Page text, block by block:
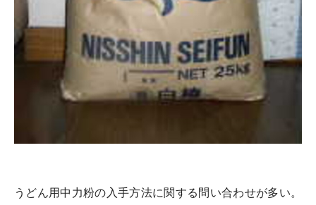
うどん用中力粉の入手方法に関する問い合わせが多い。